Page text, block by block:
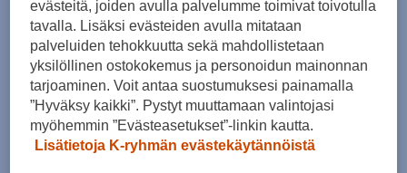
Koko
S M L
Lisää ostoskoriin
evästeitä, joiden avulla palvelumme toimivat toivotulla
tavalla. Lisäksi evästeiden avulla mitataan
palveluiden tehokkuutta sekä mahdollistetaan
yksilöllinen ostokokemus ja personoidun mainonnan
tarjoaminen. Voit antaa suostumuksesi painamalla
”Hyväksy kaikki”. Pystyt muuttamaan valintojasi
myöhemmin ”Evästeasetukset”-linkin kautta.
Lisätietoja K-ryhmän evästekäytännöistä